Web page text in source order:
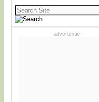
Zoeken
naar:
- advertentie -